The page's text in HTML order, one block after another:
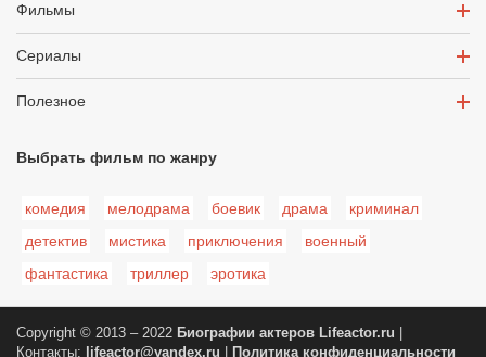
Фильмы
Сериалы
Полезное
Выбрать фильм по жанру
комедия мелодрама боевик драма
криминал
детектив
мистика приключения
военный
фантастика
триллер эротика
Copyright © 2013 – 2022 Биографии актеров Lifeactor.ru
Контакты:
lifeactor@yandex.ru Политика конфиденциальности